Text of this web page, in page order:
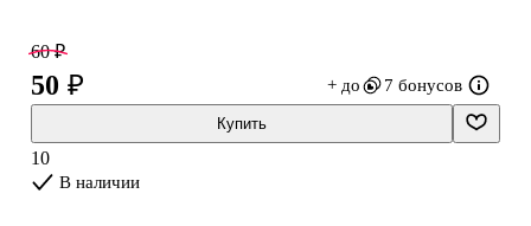
60 ₽
50 ₽ + до 7 бонусов
Купить
10
В наличии